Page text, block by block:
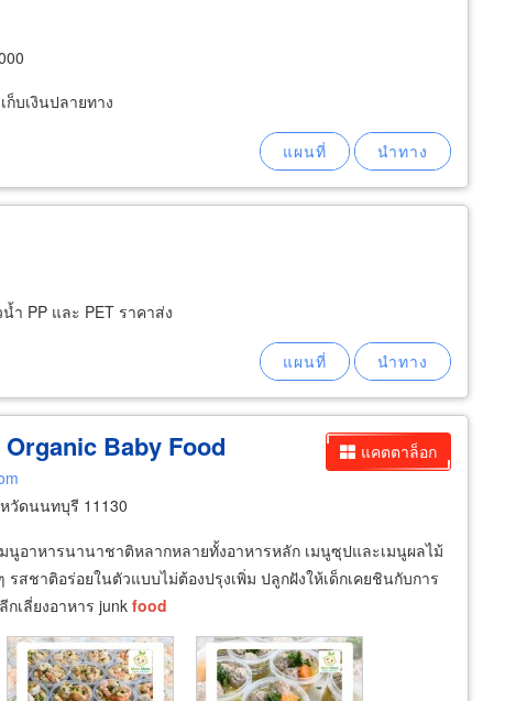
บเงินปลายทาง
PP และ PET ราคาส่ง
แคตตาล็อก
Organic Baby Food
วัดนนทบุรี 11130
นูอาหารนานาชาติหลากหลายทั้งอาหารหลัก เมนูซุปและเมนูผลไม้
ชาติอร่อยในตัวแบบไม่ต้องปรุงเพิ่ม ปลูกฝังให้เด็กเคยชินกับการ
เลี่ยงอาหาร junk food